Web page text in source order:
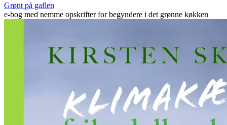
Grønt på gaflen
e-bog med nemme opskrifter for begyndere i det grønne køkken